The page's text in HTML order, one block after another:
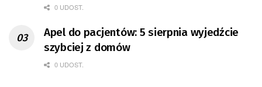
0 UDOST.
Apel do pacjentów: 5 sierpnia wyjedźcie
szybciej z domów
0 UDOST.